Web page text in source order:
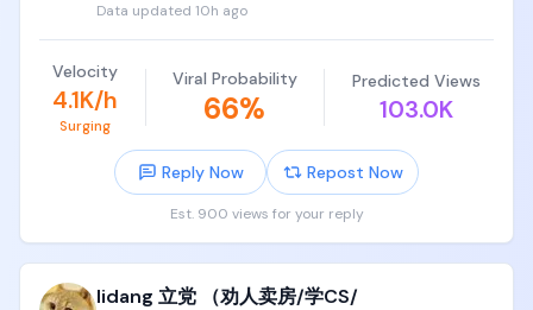
这东西对于绝大多数高中天天编程、折腾tree、折腾
linked list、折腾各种graph、天天自己手写编译器的
编程小天才来说，不仅反直觉，而且是一种巨大的折
磨。
到了自动控制理论，为什么时域要转换到频域，为什
么要用bode和nyquest图作为判据，为什么要设计
PID，又他妈难受半年，
党哥反复告诉你们，去深职院、广轻工、天津中德这
种， 就是告诉你们，小学初中高中都不学习，大学哪
怕读个专科，也要踏踏实实选个电气、电子、电类专
业，踏踏实实学个手艺。
大学是你进入社会前最后一步，18~22岁是很多人这辈
子最后能学知识、学技术、学手艺的年龄和状态了。
性学习和训练的能力了，大脑记忆力、学习能力、思
看看你们家长辈就知道了，三四十岁的人，基本上处
Data updated 10h ago
Velocity
4.1K/h
Surging
Viral Probability
66%
Predicted Views
103.0K
Reply Now Repost Now
Est. 900 views for your reply
lidang 立党 （劝人卖房/学CS/